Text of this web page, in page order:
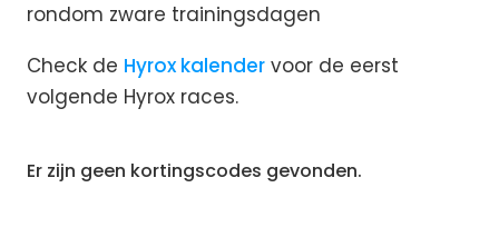
rondom zware trainingsdagen
Check de Hyrox kalender voor de eerst
volgende Hyrox races.
Er zijn geen kortingscodes gevonden.